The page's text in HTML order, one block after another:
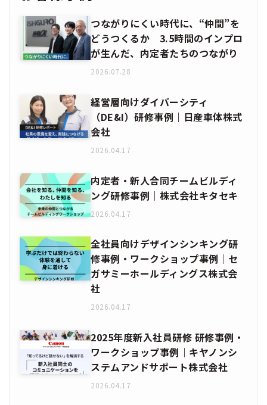
つながりにくい時代に、“仲間”を
どうつくるか 3.5時間のインプロ
が生んだ、内定者たちのつながり
2026.07.28
経営層向けダイバーシティ
（DE&I）研修事例｜日産車体株式
会社
2026.04.17
内定者・新人合同チームビルディ
ング研修事例｜株式会社キタセキ
2026.04.17
全社員向けデザインシンキング研
修事例・ワークショップ事例｜セ
ガサミーホールディングス株式会
社
2026.04.17
2025年度新入社員研修 研修事例・
ワークショップ事例｜キヤノンシ
ステムアンドサポート株式会社
2026.04.17